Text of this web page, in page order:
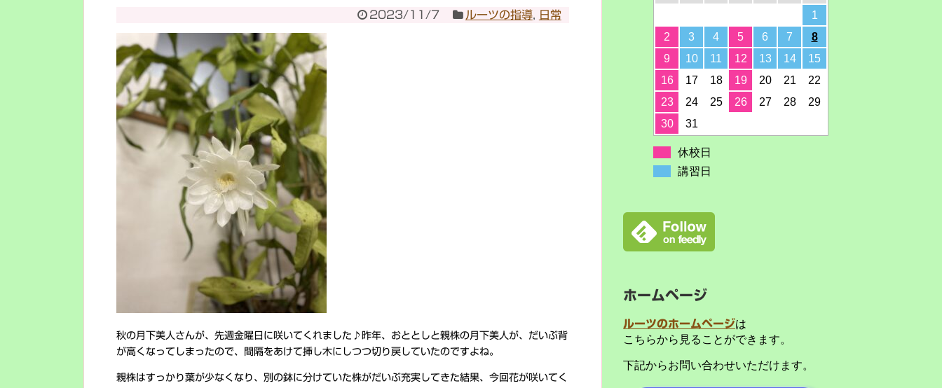
2023/11/7 ルーツの指導, 日常
秋の月下美人さんが、先週金曜日に咲いてくれました♪昨年、おととしと親株の月下美人が、だいぶ背
が高くなってしまったので、間隔をあけて挿し木にしつつ切り戻していたのですよね。
親株はすっかり葉が少なくなり、別の鉢に分けていた株がだいぶ充実してきた結果、今回花が咲いてく
1
2
3 4 5 6 7
8
9
10 11 12 13 14
15
16
17 18 19 20 21
22
23
24 25 26 27 28
29
30
31
休校日
講習日
ホームページ
ルーツのホームページは
こちらから見ることができます。
下記からお問い合わせいただけます。